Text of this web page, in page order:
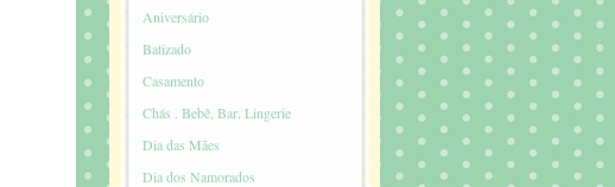
Aniversário
Batizado
Casamento
Chás . Bebê, Bar, Lingerie
Dia das Mães
Dia dos Namorados